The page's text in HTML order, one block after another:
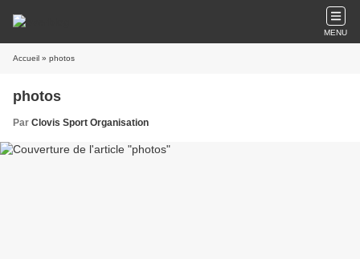
MENU
Accueil » photos
photos
Par Clovis Sport Organisation